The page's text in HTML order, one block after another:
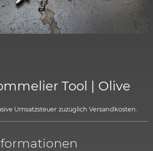
Tool | Olive
Umsatzsteuer zuzüglich Versandkosten.